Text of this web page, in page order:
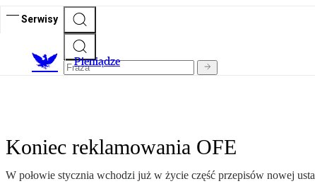
Serwisy
Pieniądze
Koniec reklamowania OFE
W połowie stycznia wchodzi już w życie część przepisów nowej